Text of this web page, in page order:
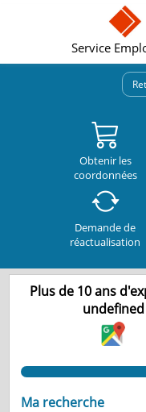
Service
Obtenir les
coordonnées
Demande de
réactualisation
Plus de 10 ans
undefined
Ma recherche